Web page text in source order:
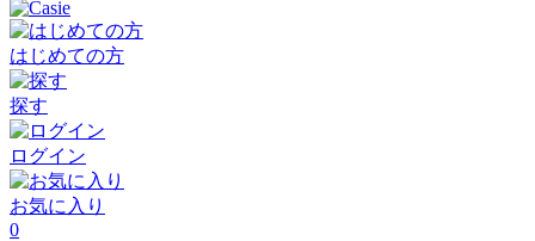
はじめての方
探す
ログイン
お気に入り
0